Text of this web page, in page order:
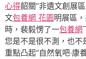
心得韶關”非遺文創展
文包養網 花園明展區
時，裴毅愣了一包養網
您是不是很不測，也不
重點凸起“自然氧吧·康